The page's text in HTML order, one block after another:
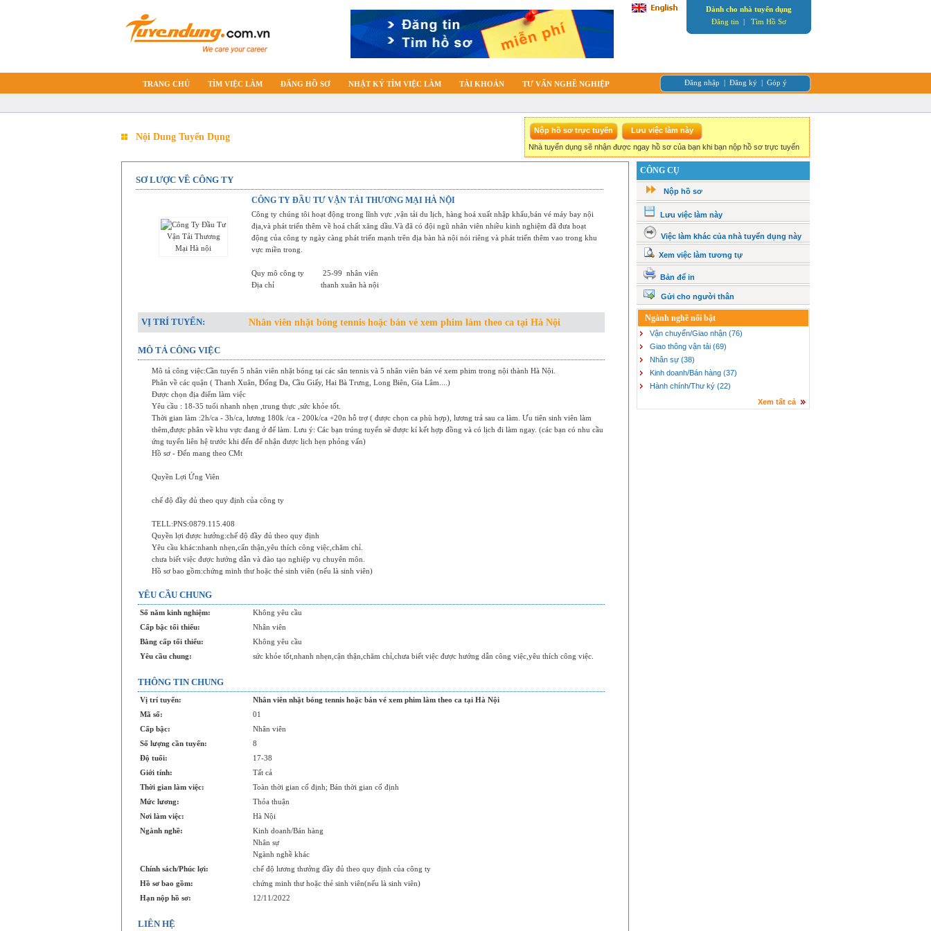
Dành cho nhà tuyển dụng
Đăng tin | Tìm Hồ Sơ
TRANG CHỦ TÌM VIỆC LÀM ĐĂNG HỒ SƠ NHẬT KÝ TÌM VIỆC LÀM TÀI KHOẢN TƯ VẤN NGHỀ NGHIỆP Đăng nhập | Đăng ký | Góp ý
Nội Dung Tuyển Dụng
Nhà tuyển dụng sẽ nhận được ngay hồ sơ của bạn khi bạn nộp hồ sơ trực tuyến
SƠ LƯỢC VỀ CÔNG TY
CÔNG TY ĐẦU TƯ VẬN TẢI THƯƠNG MẠI HÀ NỘI
Công ty chúng tôi hoạt động trong lĩnh vực ,vận tải du lịch, hàng hoá xuất nhập khẩu,bán vé máy bay nội
địa,và phát triển thêm về hoá chất xăng dầu.Và đã có đội ngũ nhân viên nhiều kinh nghiệm đã đưa hoạt
động của công ty ngày càng phát triển mạnh trên địa bàn hà nội nói riêng và phát triển thêm vao trong khu
vực miền trong.
Quy mô công ty 25-99 nhân viên
Địa chỉ
thanh xuân hà nội
VỊ TRÍ TUYỂN: Nhân viên nhặt bóng tennis hoặc bán vé xem phim làm theo ca tại Hà Nội
MÔ TẢ CÔNG VIỆC
Mô tả công việc:Cần tuyển 5 nhân viên nhặt bóng tại các sân tennis và 5 nhân viên bán vé xem phim trong nội thành Hà Nội.
Phân về các quận ( Thanh Xuân, Đống Đa, Cầu Giấy, Hai Bà Trưng, Long Biên, Gia Lâm....)
Được chọn địa điểm làm việc
Yêu cầu : 18-35 tuổi nhanh nhẹn ,trung thực ,sức khỏe tốt.
Thời gian làm :2h/ca - 3h/ca, lương 180k /ca - 200k/ca +20n hỗ trợ ( được chọn ca phù hợp), lương trả sau ca làm. Ưu tiên sinh viên làm
thêm,được phân về khu vực đang ở để làm. Lưu ý: Các bạn trúng tuyển sẽ được kí kết hợp đồng và có lịch đi làm ngay. (các bạn có nhu cầu
ứng tuyển liên hệ trước khi đến để nhận được lịch hẹn phỏng vấn)
Hồ sơ - Đến mang theo CMt
Quyền Lợi Ứng Viên
chế độ đầy đủ theo quy định của công ty
TELL:PNS:0879.115.408
Quyền lợi được hưởng:chế độ đầy đủ theo quy định
Yêu cầu khác:nhanh nhẹn,cẩn thận,yêu thích công việc,chăm chỉ.
chưa biết việc được hướng dẫn và đào tạo nghiệp vụ chuyên môn.
Hồ sơ bao gồm:chứng minh thư hoặc thẻ sinh viên (nếu là sinh viên)
YÊU CẦU CHUNG
Số năm kinh nghiệm:
Không yêu cầu
Cấp bậc tối thiểu:
Nhân viên
Bằng cấp tối thiểu:
Không yêu cầu
Yêu cầu chung:
sức khỏe tốt,nhanh nhẹn,cận thận,chăm chỉ,chưa biết việc được hướng dẫn công việc,yêu thích công việc.
THÔNG TIN CHUNG
Vị trí tuyển:
Nhân viên nhặt bóng tennis hoặc bán vé xem phim làm theo ca tại Hà Nội
Mã số:
01
Cấp bậc:
Nhân viên
Số lượng cần tuyển:
8
Độ tuổi:
17-38
Giới tính:
Tất cả
Thời gian làm việc:
Toàn thời gian cố định; Bán thời gian cố định
Mức lương:
Thỏa thuận
Nơi làm việc:
Hà Nội
Ngành nghề:
Kinh doanh/Bán hàng
Nhân sự
Ngành nghề khác
Chính sách/Phúc lợi:
chế độ lương thưởng đầy đủ theo quy định của công ty
Hồ sơ bao gồm:
chứng minh thư hoặc thẻ sinh viên(nếu là sinh viên)
Hạn nộp hồ sơ:
12/11/2022
LIÊN HỆ
CÔNG CỤ
Nộp hồ sơ
Lưu việc làm này
Việc làm khác của nhà tuyển dụng này
Xem việc làm tương tự
Bản để in
Gửi cho người thân
Ngành nghề nổi bật
Vận chuyển/Giao nhận (76)
Giao thông vận tải (69)
Nhân sự (38)
Kinh doanh/Bán hàng (37)
Hành chính/Thư ký (22)
Xem tất cả